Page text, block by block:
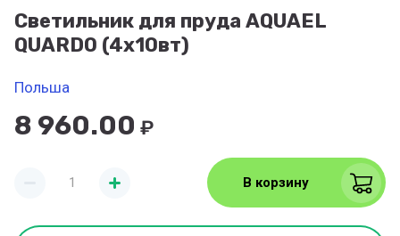
Светильник для пруда AQUAEL
QUARDO (4х10вт)
Польша
8 960.00 ₽
В корзину